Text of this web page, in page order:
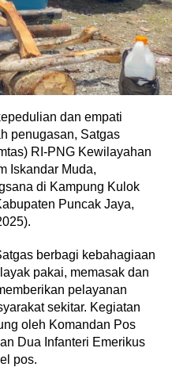
dan empati
penugasan, Satgas
RI-PNG Kewilayahan
Iskandar Muda,
di Kampung Kulok
Puncak Jaya,
berbagi kebahagiaan
pakai, memasak dan
pelayanan
sekitar. Kegiatan
oleh Komandan Pos
Dua Infanteri Emerikus
pos.